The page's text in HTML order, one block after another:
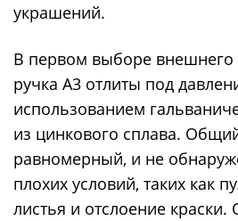
украшений.
В первом выборе внешнего
ручка A3 отлиты под
использованием
из цинкового сплава.
равномерный, и не
плохих условий, таких как
листья и отслоение